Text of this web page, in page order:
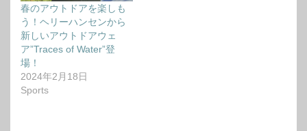
春のアウトドアを楽しも
う！ヘリーハンセンから
新しいアウトドアウェ
ア”Traces of Water”登
場！
2024年2月18日
Sports